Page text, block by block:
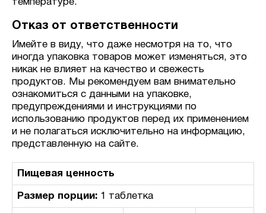
температуре.
Отказ от ответственности
Имейте в виду, что даже несмотря на то, что
иногда упаковка товаров может изменяться, это
никак не влияет на качество и свежесть
продуктов. Мы рекомендуем вам внимательно
ознакомиться с данными на упаковке,
предупреждениями и инструкциями по
использованию продуктов перед их применением
и не полагаться исключительно на информацию,
представленную на сайте.
Пищевая ценность
Размер порции: 1 таблетка